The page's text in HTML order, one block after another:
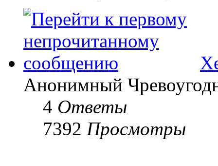
Анонимный
4 Ответы
7392 Просмотры